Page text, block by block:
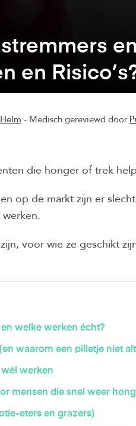
en
- Medisch gereviewd door
die honger of trek
op de markt zijn er
voor wie ze geschikt
welke werken écht?
waarom een pilletje niet
wél werken
mensen die snel weer
eters en grazers)